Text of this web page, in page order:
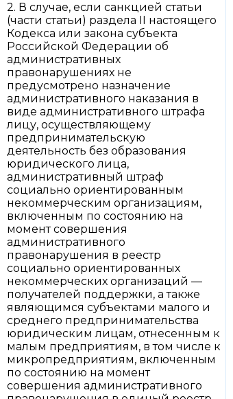
2. В случае, если санкцией статьи
(части статьи) раздела II настоящего
Кодекса или закона субъекта
Российской Федерации об
административных
правонарушениях не
предусмотрено назначение
административного наказания в
виде административного штрафа
лицу, осуществляющему
предпринимательскую
деятельность без образования
юридического лица,
административный штраф
социально ориентированным
некоммерческим организациям,
включенным по состоянию на
момент совершения
административного
правонарушения в реестр
социально ориентированных
некоммерческих организаций —
получателей поддержки, а также
являющимся субъектами малого и
среднего предпринимательства
юридическим лицам, отнесенным к
малым предприятиям, в том числе к
микропредприятиям, включенным
по состоянию на момент
совершения административного